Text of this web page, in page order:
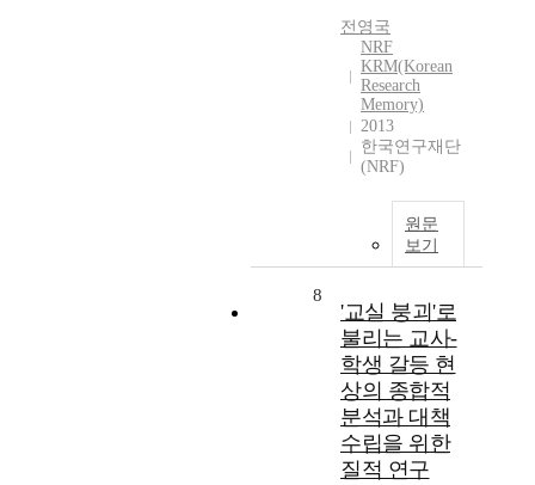
전영국
NRF
KRM(Korean
Research
Memory)
2013
한국연구재단
(NRF)
원문
보기
8
'교실 붕괴'로
불리는 교사-
학생 갈등 현
상의 종합적
분석과 대책
수립을 위한
질적 연구